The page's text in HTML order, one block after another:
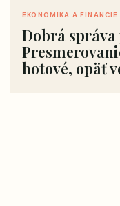
EKONOMIKA A FINANCIE
Dobrá
hotové, opäť